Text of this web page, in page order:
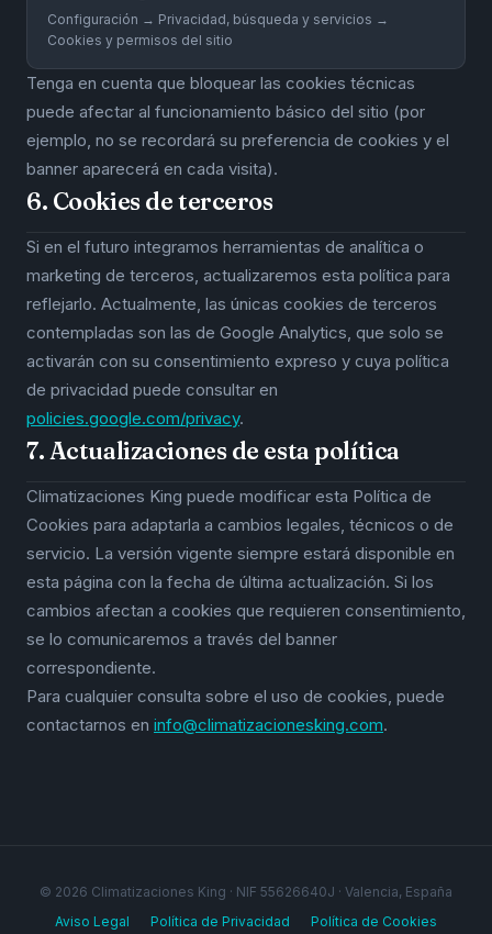
Configuración → Privacidad, búsqueda y servicios →
Cookies y permisos del sitio
Tenga en cuenta que bloquear las cookies técnicas
puede afectar al funcionamiento básico del sitio (por
ejemplo, no se recordará su preferencia de cookies y el
banner aparecerá en cada visita).
6. Cookies de terceros
Si en el futuro integramos herramientas de analítica o
marketing de terceros, actualizaremos esta política para
reflejarlo. Actualmente, las únicas cookies de terceros
contempladas son las de Google Analytics, que solo se
activarán con su consentimiento expreso y cuya política
de privacidad puede consultar en
policies.google.com/privacy.
7. Actualizaciones de esta política
Climatizaciones King puede modificar esta Política de
Cookies para adaptarla a cambios legales, técnicos o de
servicio. La versión vigente siempre estará disponible en
esta página con la fecha de última actualización. Si los
cambios afectan a cookies que requieren consentimiento,
se lo comunicaremos a través del banner
correspondiente.
Para cualquier consulta sobre el uso de cookies, puede
contactarnos en info@climatizacionesking.com.
© 2026 Climatizaciones King · NIF 55626640J · Valencia, España
Aviso Legal
Política de Privacidad Política de Cookies